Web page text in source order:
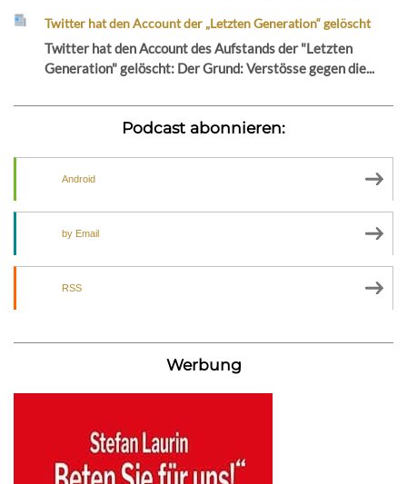
Twitter hat den Account der „Letzten Generation“ gelöscht
Twitter hat den Account des Aufstands der "Letzten
Generation" gelöscht: Der Grund: Verstösse gegen die...
Podcast abonnieren:
Android
by Email
RSS
Werbung